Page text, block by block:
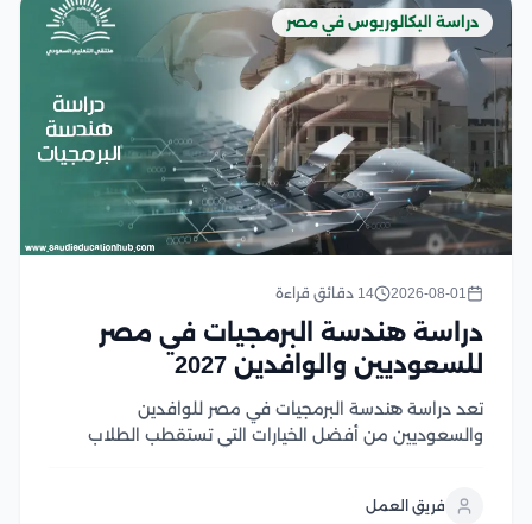
دراسة البكالوريوس في مصر
2026-08-01 14 دقائق قراءة
دراسة هندسة البرمجيات في مصر
للسعوديين والوافدين 2027
تعد دراسة هندسة البرمجيات في مصر للوافدين
والسعوديين من أفضل الخيارات التي تستقطب الطلاب
الوظيفية محليًا ودوليًا، وتوفر الجامعات المصرية برامج
فريق العمل